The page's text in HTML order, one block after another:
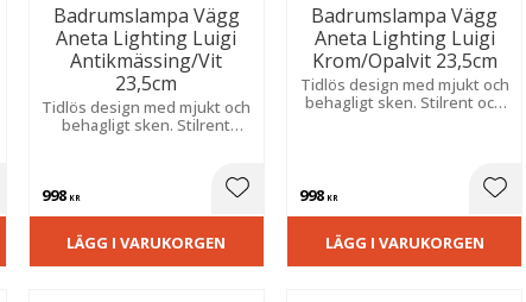
till i favoriter
Badrumslampa Vägg
Aneta Lighting Luigi
Antikmässing/Vit
23,5cm
Tidlös design med mjukt och
behagligt sken. Stilrent
998KR Lägg till i favoriter
LÄGG I VARUKORGEN
Badrumslampa Vägg
Aneta Lighting Luigi
Krom/Opalvit 23,5cm
Tidlös design med mjukt och
behagligt sken. Stilrent och
998KR
LÄGG I VARUKORGEN